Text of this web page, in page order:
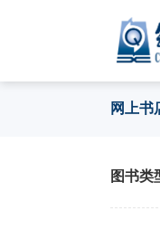
网上书
图书类